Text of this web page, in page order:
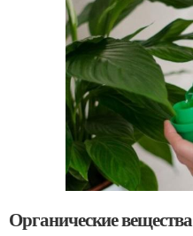
Органические вещества